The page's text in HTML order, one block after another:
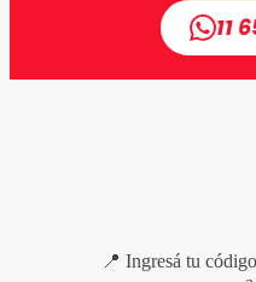
11
📍 Ingresá tu